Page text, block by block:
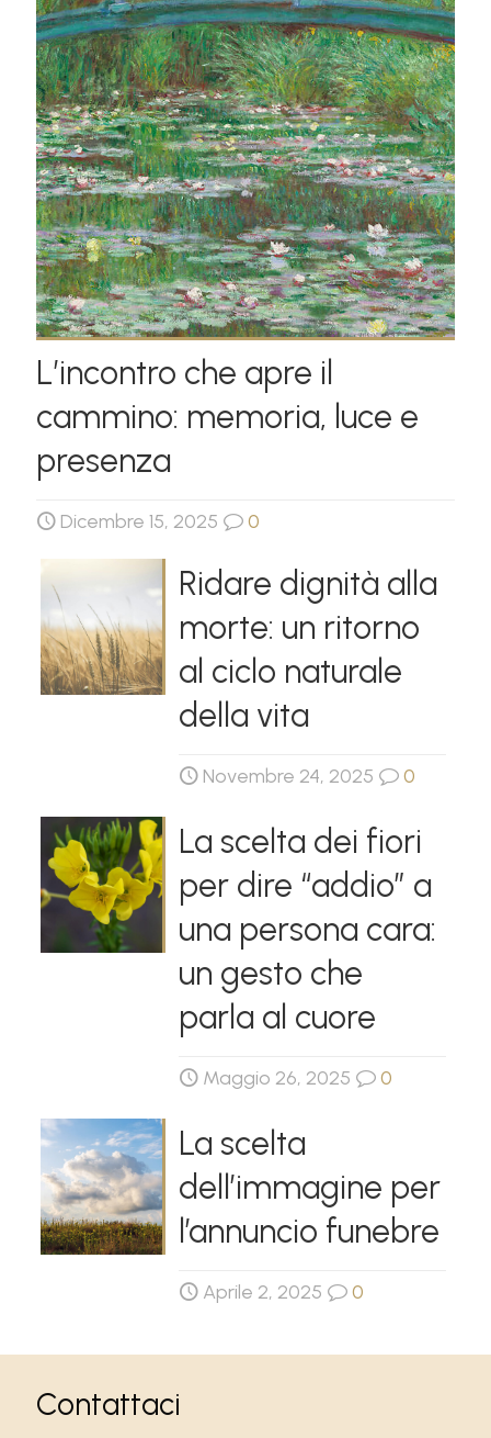
L’incontro che apre il
cammino: memoria, luce e
presenza
Dicembre 15, 2025 0
Ridare dignità alla
morte: un ritorno
al ciclo naturale
della vita
Novembre 24, 2025 0
La scelta dei fiori
per dire “addio” a
una persona cara:
un gesto che
parla al cuore
Maggio 26, 2025 0
La scelta
dell’immagine per
l’annuncio funebre
Aprile 2, 2025 0
Contattaci